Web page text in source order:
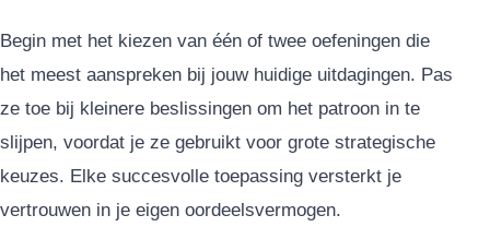
Begin met het kiezen van één of twee oefeningen die
het meest aanspreken bij jouw huidige uitdagingen. Pas
ze toe bij kleinere beslissingen om het patroon in te
slijpen, voordat je ze gebruikt voor grote strategische
keuzes. Elke succesvolle toepassing versterkt je
vertrouwen in je eigen oordeelsvermogen.